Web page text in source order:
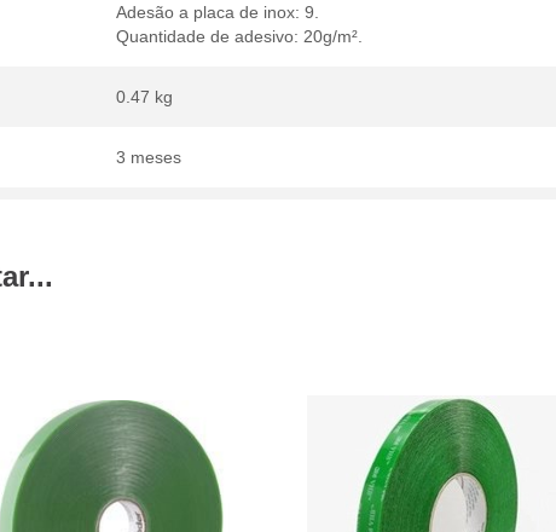
Adesão a placa de inox: 9.
Quantidade de adesivo: 20g/m².
0.47 kg
3 meses